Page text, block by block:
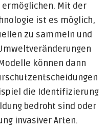
Mit der
ist es möglich,
zu sammeln und
können dann
die Identifizierung
bedroht sind oder
invasiver Arten.